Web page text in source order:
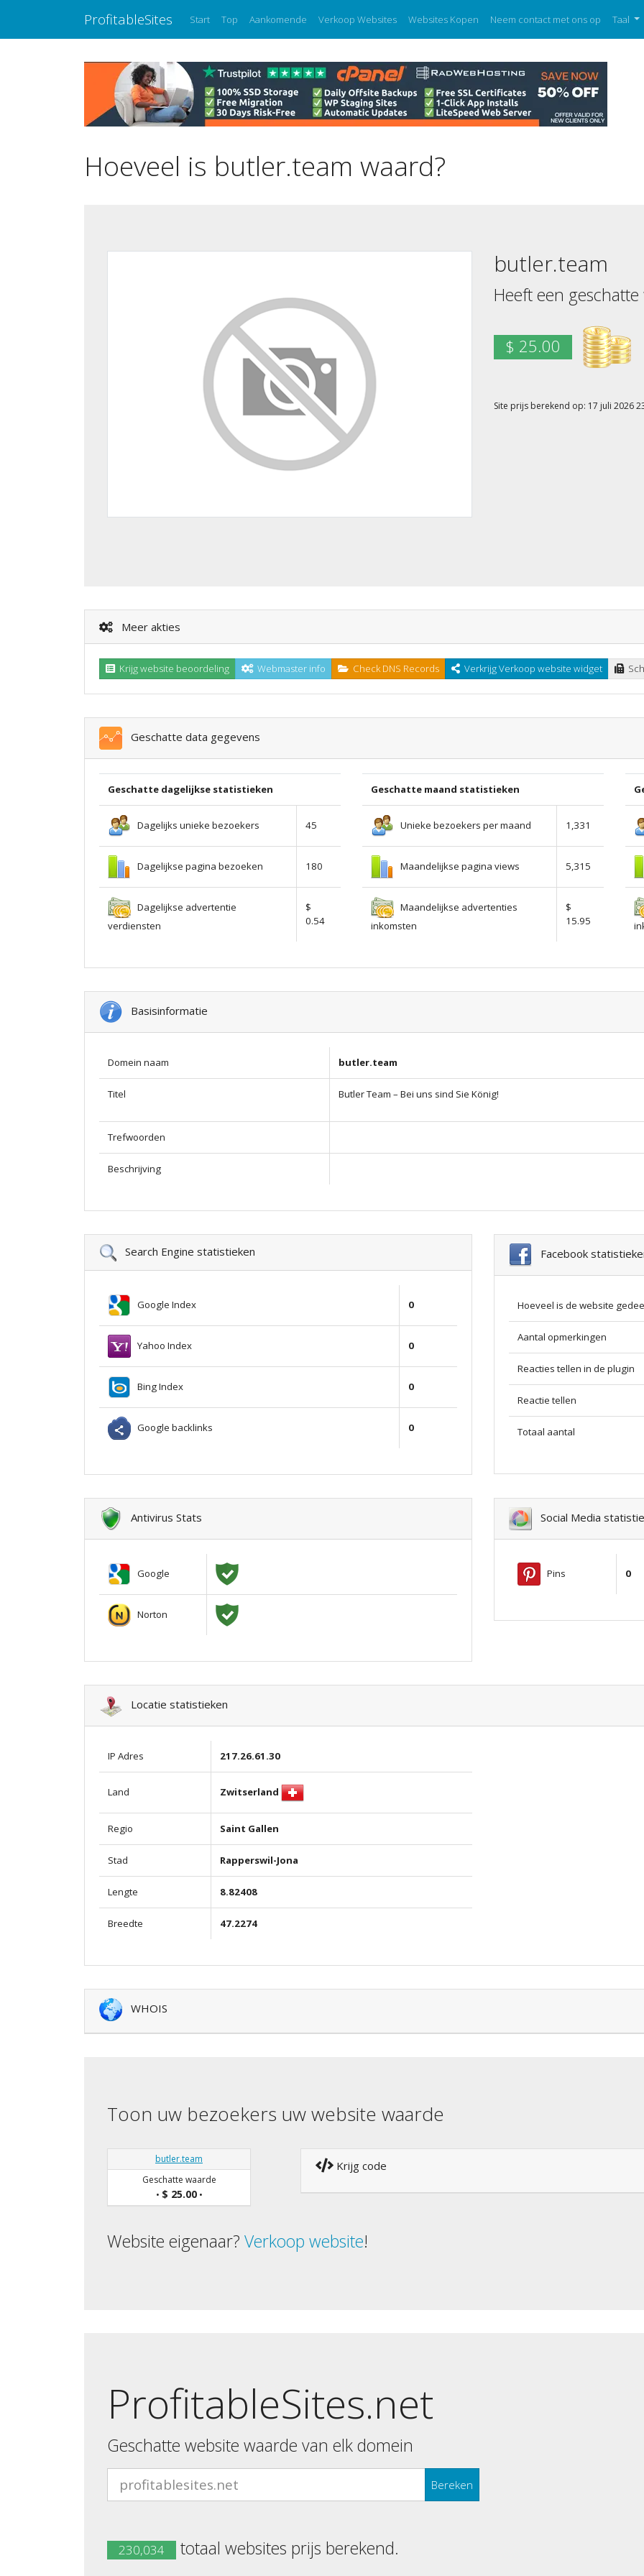
ProfitableSites Start Top Aankomende Verkoop Websites Websites Kopen Neem contact met ons op Taal
Hoeveel is butler.team waard?
butler.team
Heeft een
$ 25.00
Site prijs berekend op: 17 juli 2026
Meer akties
Krijg website beoordeling Webmaster info Check DNS Records Verkrijg Verkoop website widget
Geschatte data gegevens
Geschatte dagelijkse statistieken
Dagelijks unieke bezoekers 45
Dagelijkse pagina bezoeken 180
Dagelijkse advertentie
verdiensten
$
0.54
Geschatte maand statistieken
Unieke bezoekers per maand 1,331
Maandelijkse pagina views 5,315
Maandelijkse advertenties
inkomsten
$
15.95
Basisinformatie
Domein naam butler.team
Titel Butler Team – Bei uns sind Sie König!
Trefwoorden
Beschrijving
Search Engine statistieken
Google Index 0
Yahoo Index 0
Bing Index 0
Google backlinks 0
Facebook
Hoeveel is de website
Aantal opmerkingen
Reacties tellen in de plugin
Reactie tellen
Totaal aantal
Antivirus Stats
Google
Norton
Social Media
Pins 0
Locatie statistieken
IP Adres 217.26.61.30
Land Zwitserland
Regio Saint Gallen
Stad Rapperswil-Jona
Lengte 8.82408
Breedte 47.2274
WHOIS
Toon uw bezoekers uw website waarde
butler.team
Geschatte waarde
• $ 25.00•
Krijg code
Website eigenaar? Verkoop website!
ProfitableSites.net
Geschatte website waarde van elk domein
Bereken
230,034 totaal websites prijs berekend.